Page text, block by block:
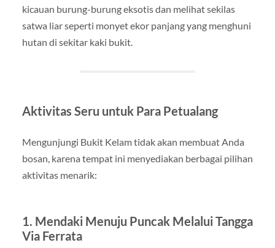
kicauan burung-burung eksotis dan melihat sekilas
satwa liar seperti monyet ekor panjang yang menghuni
hutan di sekitar kaki bukit.
Aktivitas Seru untuk Para Petualang
Mengunjungi Bukit Kelam tidak akan membuat Anda
bosan, karena tempat ini menyediakan berbagai pilihan
aktivitas menarik:
1. Mendaki Menuju Puncak Melalui Tangga
Via Ferrata